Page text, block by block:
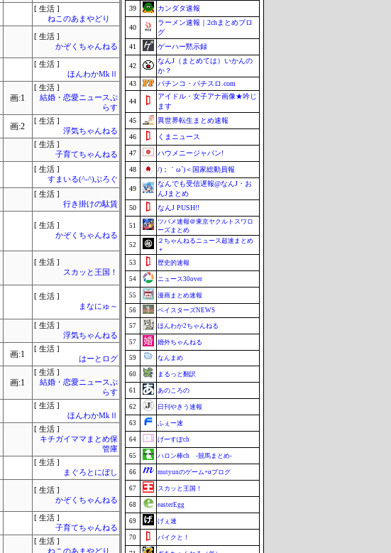
[ 生活 ]
ねこのあまやどり
[ 生活 ]
かぞくちゃんねる
[ 生活 ]
ほんわかMkⅡ
画:1
[ 生活 ]
結婚・恋愛ニュースぷ
らす
画:2
[ 生活 ]
浮気ちゃんねる
[ 生活 ]
子育てちゃんねる
[ 生活 ]
すまいる(^-^)ぶろぐ
[ 生活 ]
行き掛けの駄賃
[ 生活 ]
かぞくちゃんねる
[ 生活 ]
スカッと王国！
[ 生活 ]
まなにゅ～
[ 生活 ]
浮気ちゃんねる
画:1
[ 生活 ]
はーとログ
画:1
[ 生活 ]
結婚・恋愛ニュースぷ
らす
[ 生活 ]
ほんわかMkⅡ
[ 生活 ]
キチガイママまとめ保
管庫
[ 生活 ]
まぐろとにぼし
[ 生活 ]
かぞくちゃんねる
[ 生活 ]
子育てちゃんねる
[ 生活 ]
ねこのあまやどり
39
カンダタ速報
40
ラーメン速報｜2chまとめブロ
グ
41
ゲーハー黙示録
42
なんJ（まとめては）いかんの
か？
43
パチンコ・パチスロ.com
44
アイドル・女子アナ画像★吟じ
ます
45
異世界転生まとめ速報
46 くまニュース
47 ハウメニージャパン!
48 /)；｀ω´)＜国家総動員報
49
なんでも受信遅報@なんJ・お
んJまとめ
50
なんJ PUSH!!
51
ツバメ速報＠東京ヤクルトスワロ
ーズまとめ
52
２ちゃんねるニュース超速まとめ
＋
53
歴史的速報
54 ニュース30over
55 漫画まとめ速報
56 ベイスターズNEWS
57 ほんわか2ちゃんねる
57 婚外ちゃんねる
59 なんまめ
60 まるっと翻訳
61 あのころの
62 日刊やきう速報
63 ふぇー速
64 げーすぽch
65 ハロン棒ch -競馬まとめ-
66 mutyunのゲーム+αブログ
67 スカッと王国！
68 easterEgg
69 げぇ速
70 バイクと！